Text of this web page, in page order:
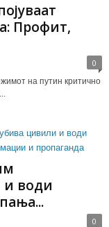
Профит,
0
на путин критично
и води
0